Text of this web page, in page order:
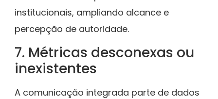
institucionais, ampliando alcance e
percepção de autoridade.
7. Métricas desconexas ou
inexistentes
A comunicação integrada parte de dados